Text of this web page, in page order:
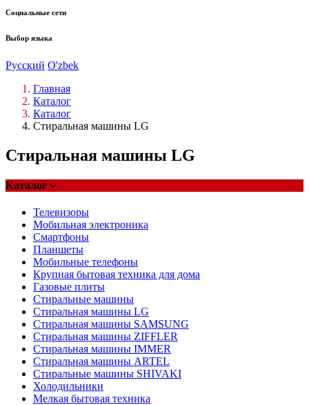
Социальные сети
Выбор языка
Русский O'zbek
Главная
Каталог
Каталог
Стиральная машины LG
Стиральная машины LG
Каталог
Телевизоры
Мобильная электроника
Смартфоны
Планшеты
Мобильные телефоны
Крупная бытовая техника для дома
Газовые плиты
Стиральные машины
Стиральная машины LG
Стиральная машины SAMSUNG
Стиральная машины ZIFFLER
Стиральная машины IMMER
Стиральная машины ARTEL
Стиральные машины SHIVAKI
Холодильники
Мелкая бытовая техника